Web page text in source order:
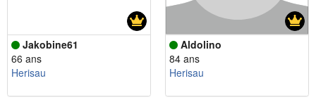
Jakobine61
66 ans
Herisau
Aldolino
84 ans
Herisau